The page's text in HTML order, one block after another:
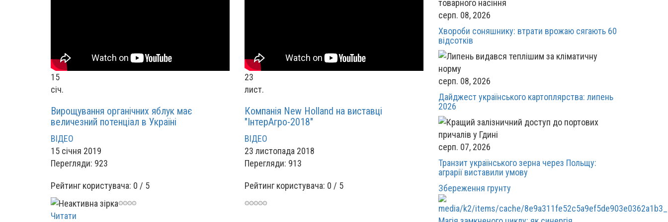
15
січ.
Вирощування органічних яблук має
величезний потенціал в Україні
ВІДЕО
15 січня 2019
Перегляди: 923
Рейтинг користувача: 0 / 5
Читати
23
лист.
Компанія New Holland на виставці
"ІнтерАгро-2018"
ВІДЕО
23 листопада 2018
Перегляди: 913
Рейтинг користувача: 0 / 5
серп. 08, 2026
Хвороби соняшнику: втрати врожаю сягають 60
відсотків
серп. 08, 2026
Дайджест українського картоплярства: липень
2026
серп. 07, 2026
Транзит українського зерна через Польщу:
аграрії виставили умову
Збереження грунту